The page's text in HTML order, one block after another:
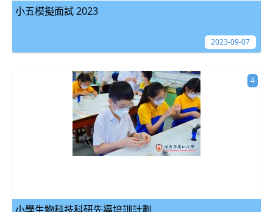
小五模擬面試 2023
2023-09-07
4